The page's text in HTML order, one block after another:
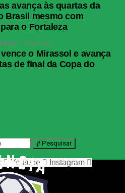
avança às quartas da
Brasil mesmo com
o Fortaleza
2 dias atrás
o Mirassol e avança
de final da Copa do
Pesquisar
nas redes sociais
Youtube Instagram